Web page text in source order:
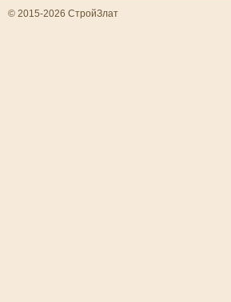
© 2015-2026 СтройЗлат